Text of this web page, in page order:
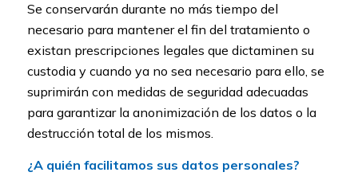
Se conservarán durante no más tiempo del
necesario para mantener el fin del tratamiento o
existan prescripciones legales que dictaminen su
custodia y cuando ya no sea necesario para ello, se
suprimirán con medidas de seguridad adecuadas
para garantizar la anonimización de los datos o la
destrucción total de los mismos.
¿A quién facilitamos sus datos personales?